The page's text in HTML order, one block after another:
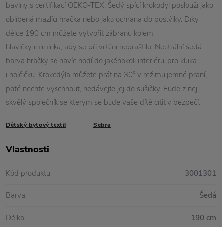
bavlny s certifikací OEKO-TEX. Šedý spící krokodýl poslouží jako
oblíbená mazlící hračka nebo jako ochrana do postýlky. Díky
délce 190 cm můžete vytvořit zábranu kolem
hlavičky miminka, aby se při vrtění nepraštilo. Neutrální šedá
barva hračky se navíc hodí do jakéhokoli interiéru, pro kluka
i holčičku. Krokodýla můžete prát na 30° v režimu jemné praní,
poté nechte vyschnout, nedávejte jej do sušičky. Bude z nej
skvělý společník se kterým se bude vaše dítě cítit v bezpečí.
Dětský bytový textil Sebra
Vlastnosti
Kód produktu 3001301
Barva Šedá
Délka 190 cm